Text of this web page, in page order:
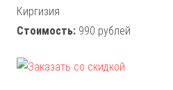
Киргизия
Стоимость: 990 рублей